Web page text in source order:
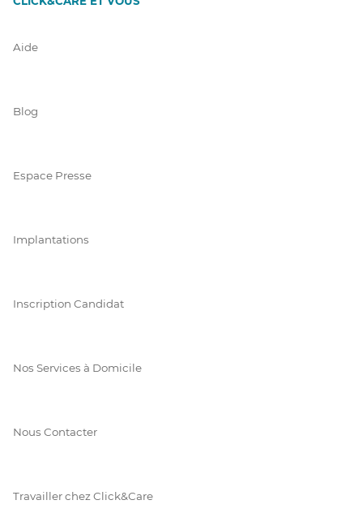
Aide
Blog
Espace Presse
Implantations
Inscription Candidat
Nos Services à Domicile
Nous Contacter
Travailler chez Click&Care